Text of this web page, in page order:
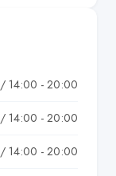
14:00 - 20:00
14:00 - 20:00
14:00 - 20:00